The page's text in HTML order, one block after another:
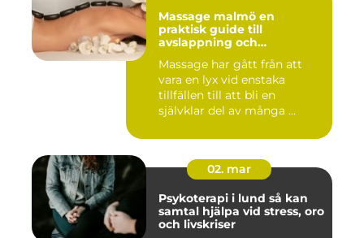
Massage malmö en
praktisk guide till
avslappning och
Massage har gått från att
vara en lyx vid enstaka
tillfällen till att bli en
självklar del av många ...
02. mar
Psykoterapi i lund så kan
samtal hjälpa vid stress, oro
och livskriser